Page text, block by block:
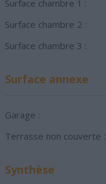
Surface chambre 1 :
Surface chambre 2 :
Surface chambre 3 :
Surface annexe
Garage :
Terrasse non couverte :
Synthèse